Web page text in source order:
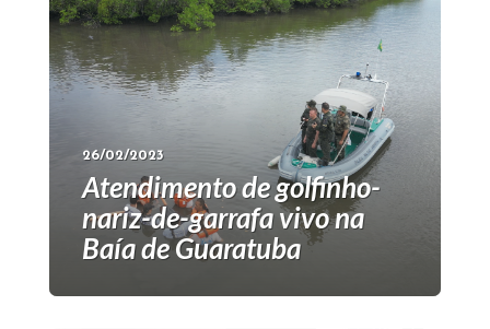
26/02/2023
Atendimento de golfinho-
nariz-de-garrafa vivo na
Baía de Guaratuba